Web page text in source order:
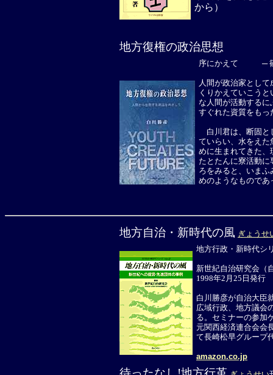
から）
地方復権の政治思想
序にかえて ─ 篠
人間が政治家とし
くりかえていこう
な人間が活動するに
すぐれた資質をも
白川君は、断固と
ていらい、水をえた
めに生まれてきた、
たとたんに寮活動
ろをみると、いま
めのようなもので
地方自治・新時代の風 ぎょうせ
地方行政・新時代シ
新世紀自治研究会（
1998年2月25日発行
白川勝彦が自治大臣
広域行政、地方議会
る。セミナーの参加
元関西経済連合会会
て長崎松早グループ
amazon.co.jp